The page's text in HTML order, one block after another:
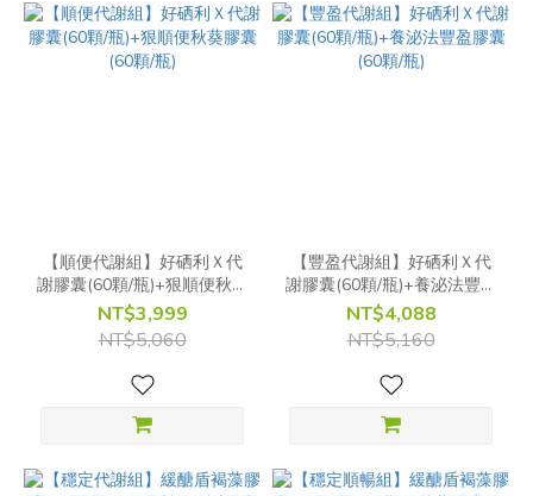
【順便代謝組】好硒利Ｘ代
謝膠囊(60顆/瓶)+狠順便秋葵
膠囊(60顆/瓶)
NT$3,999
NT$5,060
【豐盈代謝組】好硒利Ｘ代
謝膠囊(60顆/瓶)+養泌法豐盈
膠囊(60顆/瓶)
NT$4,088
NT$5,160